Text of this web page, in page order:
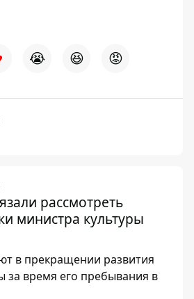
😭 😆 😡
рассмотреть
министра культуры
в прекращении развития
за время его пребывания в